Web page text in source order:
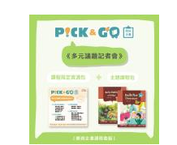
源，售出恕不退換)